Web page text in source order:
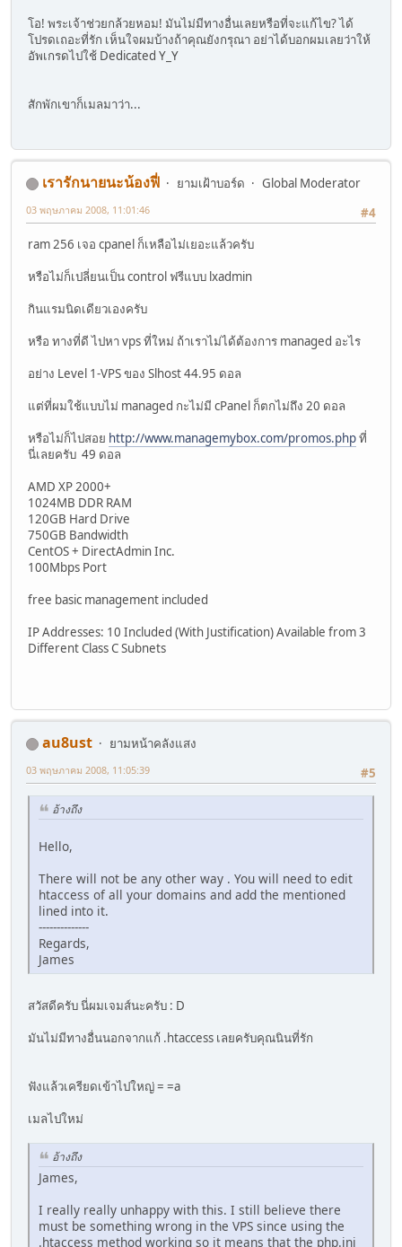
โอ! พระเจ้าช่วยกล้วยหอม! มันไม่มีทางอื่นเลยหรือที่จะแก้ไข? ได้
โปรดเถอะที่รัก เห็นใจผมบ้างถ้าคุณยังกรุณา อย่าได้บอกผมเลยว่าให้
อัพเกรดไปใช้ Dedicated Y_Y
สักพักเขาก็เมลมาว่า...
เรารักนายนะน้องฟี่ ยามเฝ้าบอร์ด
Global Moderator
#4
03 พฤษภาคม 2008, 11:01:46
ram 256 เจอ cpanel ก็เหลือไม่เยอะแล้วครับ
หรือไม่ก็เปลี่ยนเป็น control ฟรีแบบ lxadmin
กินแรมนิดเดียวเองครับ
หรือ ทางที่ดี ไปหา vps ที่ใหม่ ถ้าเราไม่ได้ต้องการ managed อะไร
อย่าง Level 1-VPS ของ Slhost 44.95 ดอล
แต่ที่ผมใช้แบบไม่ managed กะไม่มี cPanel ก็ตกไม่ถึง 20 ดอล
หรือไม่ก็ไปสอย http://www.managemybox.com/promos.phpที่
นี่เลยครับ 49 ดอล
AMD XP 2000+
1024MB DDR RAM
120GB Hard Drive
750GB Bandwidth
CentOS + DirectAdmin Inc.
100Mbps Port
free basic management included
IP Addresses: 10 Included (With Justification) Available from 3
Different Class C Subnets
au8ust
ยามหน้าคลังแสง
#5
03 พฤษภาคม 2008, 11:05:39
อ้างถึง
Hello,
There will not be any other way . You will need to edit
htaccess of all your domains and add the mentioned
lined into it.
--------------
Regards,
James
สวัสดีครับ นี่ผมเจมส์นะครับ : D
มันไม่มีทางอื่นนอกจากแก้ .htaccess เลยครับคุณนินที่รัก
ฟังแล้วเครียดเข้าไปใหญ่ = =a
เมลไปใหม่
อ้างถึง
James,
I really really unhappy with this. I still believe there
must be something wrong in the VPS since using the
.htaccess method working so it means that the php.ini